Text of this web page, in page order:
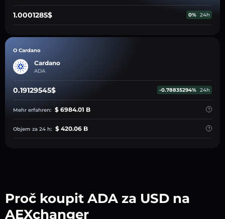
1.0001285$ 0% 24h
O Cardano
Cardano
ADA
0.19129545$ -0.78835294% 24h
Mehr erfahren: $ 6984.01 B
Objem za 24 h: $ 420.06 B
Proč koupit ADA za USD na
AEXchanger